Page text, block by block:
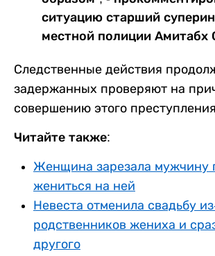
ситуацию старший
местной полиции Амитабх
Следственные действия
задержанных проверяют на
совершению этого
Читайте также:
Женщина зарезала мужчину
жениться на ней
Невеста отменила свадьбу
родственников жениха и
другого